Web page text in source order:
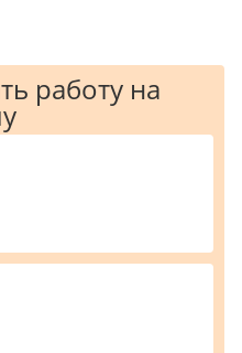
работу на